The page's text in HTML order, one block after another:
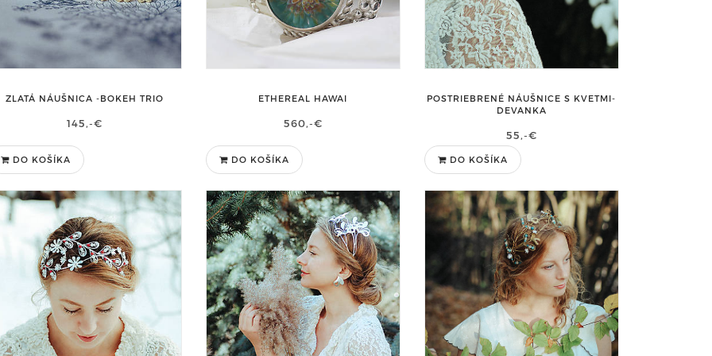
ZLATÁ NÁUŠNICA -BOKEH TRIO
145,-€
DO KOŠÍKA
ETHEREAL HAWAI
560,-€
DO KOŠÍKA
POSTRIEBRENÉ NÁUŠNICE S KVETMI-
DEVANKA
55,-€
DO KOŠÍKA